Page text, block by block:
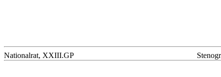
Nationalrat, XXIII.GP